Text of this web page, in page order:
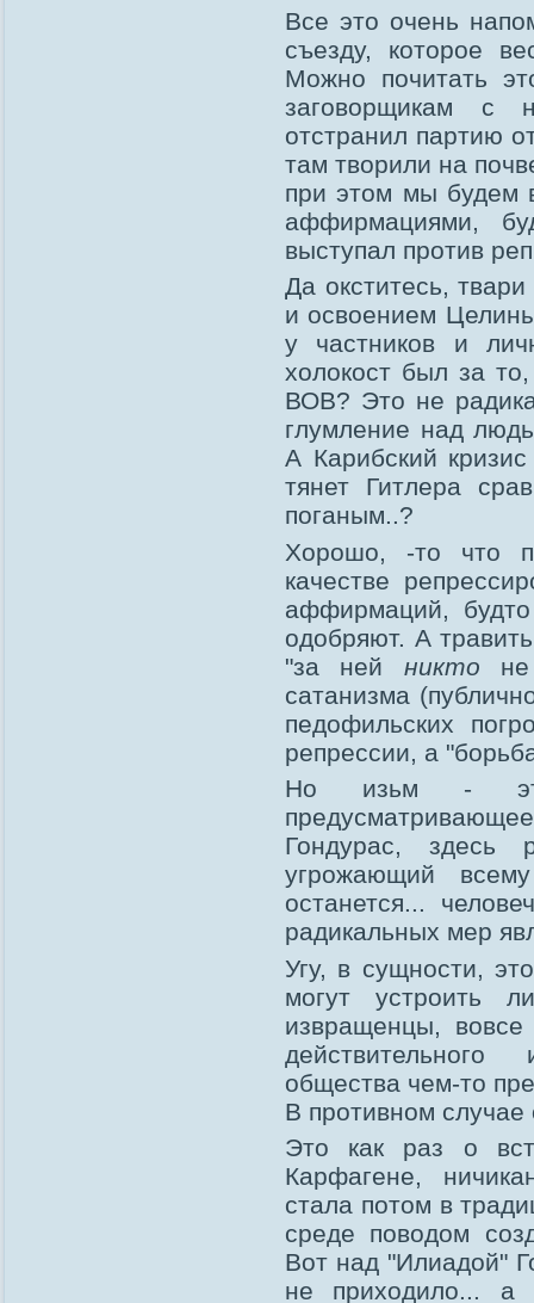
Все это очень
съезду, которое
Можно почитать
заговорщикам с
отстранил партию
там творили на
при этом мы будем
аффирмациями,
выступал против
Да окститесь,
и освоением
у частников и
холокост был за
ВОВ? Это не
глумление над
А Карибский
тянет Гитлера
поганым..?
Хорошо, -то что
качестве
аффирмаций,
одобряют. А
"за ней никто не
сатанизма
педофильских
репрессии, а
Но изьм - это
Гондурас, здесь
угрожающий
останется...
радикальных мер
Угу, в сущности,
могут устроить
извращенцы,
действительного
общества чем-то
В противном
Это как раз о
Карфагене,
стала потом в
среде поводом
Вот над "Илиадой"
не приходило... а